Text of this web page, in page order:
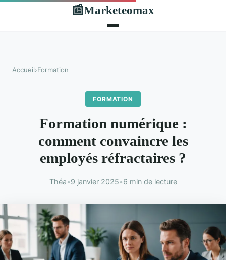
📰Marketeomax
Accueil›Formation
FORMATION
Formation numérique :
comment convaincre les
employés réfractaires ?
Théa•9 janvier 2025•6 min de lecture